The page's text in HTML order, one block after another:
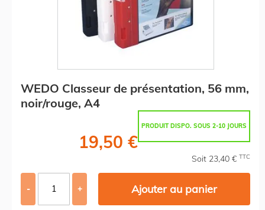
WEDO Classeur de présentation, 56 mm,
noir/rouge, A4
PRODUIT DISPO. SOUS 2-10 JOURS
19,50 €
Soit 23,40 € TTC
- + Ajouter au panier